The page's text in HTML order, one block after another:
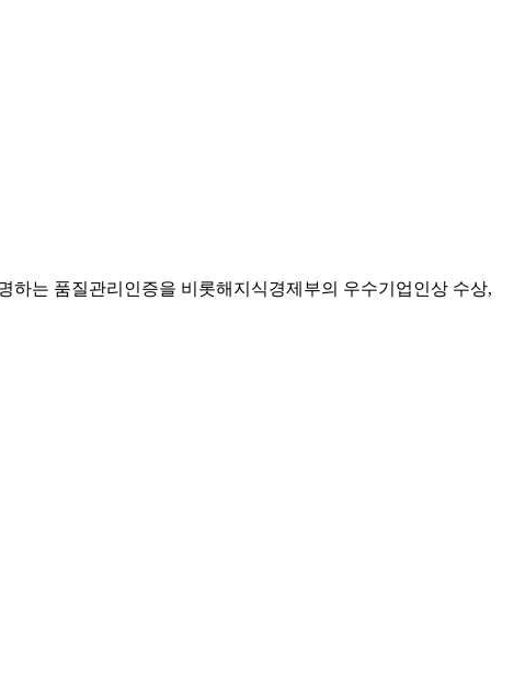
하는 품질관리인증을 비롯해지식경제부의 우수기업인상 수상,